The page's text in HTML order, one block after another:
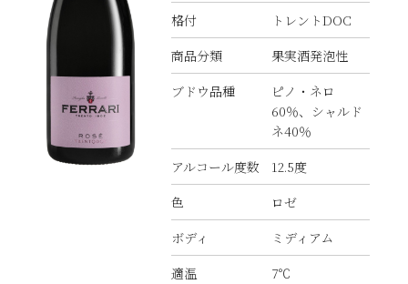
格付
トレントDOC
商品分類
果実酒発泡性
ブドウ品種
ピノ・ネロ
60％、シャルド
ネ40％
アルコール度数
12.5度
色
ロゼ
ボディ
ミディアム
適温
7℃